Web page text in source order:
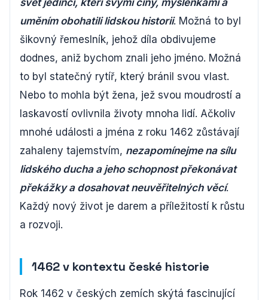
svět jedinci, kteří svými činy, myšlenkami a
uměním obohatili lidskou historii. Možná to byl
šikovný řemeslník, jehož díla obdivujeme
dodnes, aniž bychom znali jeho jméno. Možná
to byl statečný rytíř, který bránil svou vlast.
Nebo to mohla být žena, jež svou moudrostí a
laskavostí ovlivnila životy mnoha lidí. Ačkoliv
mnohé události a jména z roku 1462 zůstávají
zahaleny tajemstvím, nezapomínejme na sílu
lidského ducha a jeho schopnost překonávat
překážky a dosahovat neuvěřitelných věcí.
Každý nový život je darem a příležitostí k růstu
a rozvoji.
1462 v kontextu české historie
Rok 1462 v českých zemích skýtá fascinující